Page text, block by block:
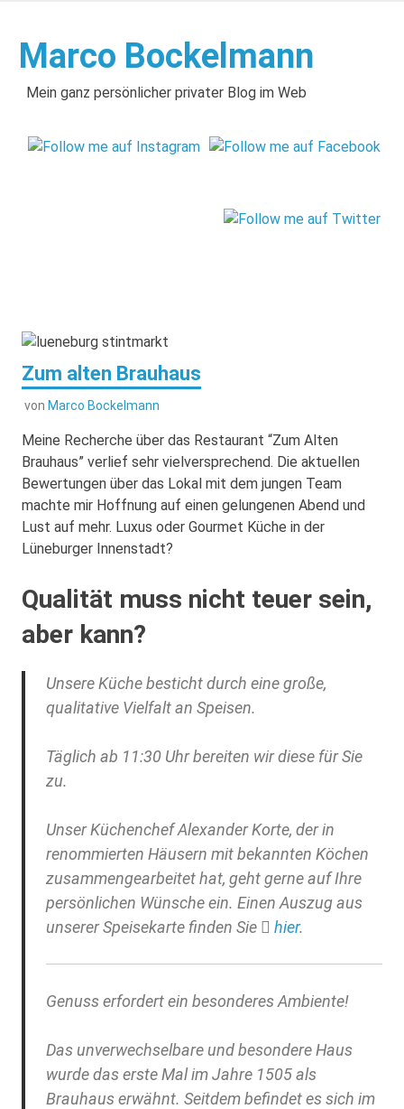
springen
Marco Bockelmann
Mein ganz persönlicher privater Blog im Web
Zum alten Brauhaus
von Marco Bockelmann
Meine Recherche über das Restaurant “Zum Alten
Brauhaus” verlief sehr vielversprechend. Die aktuellen
Bewertungen über das Lokal mit dem jungen Team
machte mir Hoffnung auf einen gelungenen Abend und
Lust auf mehr. Luxus oder Gourmet Küche in der
Lüneburger Innenstadt?
Qualität muss nicht teuer sein,
aber kann?
Unsere Küche besticht durch eine große,
qualitative Vielfalt an Speisen.
Täglich ab 11:30 Uhr bereiten wir diese für Sie
zu.
Unser Küchenchef Alexander Korte, der in
renommierten Häusern mit bekannten Köchen
zusammengearbeitet hat, geht gerne auf Ihre
persönlichen Wünsche ein. Einen Auszug aus
unserer Speisekarte finden Sie
hier.
Genuss erfordert ein besonderes Ambiente!
Das unverwechselbare und besondere Haus
wurde das erste Mal im Jahre 1505 als
Brauhaus erwähnt. Seitdem befindet es sich im